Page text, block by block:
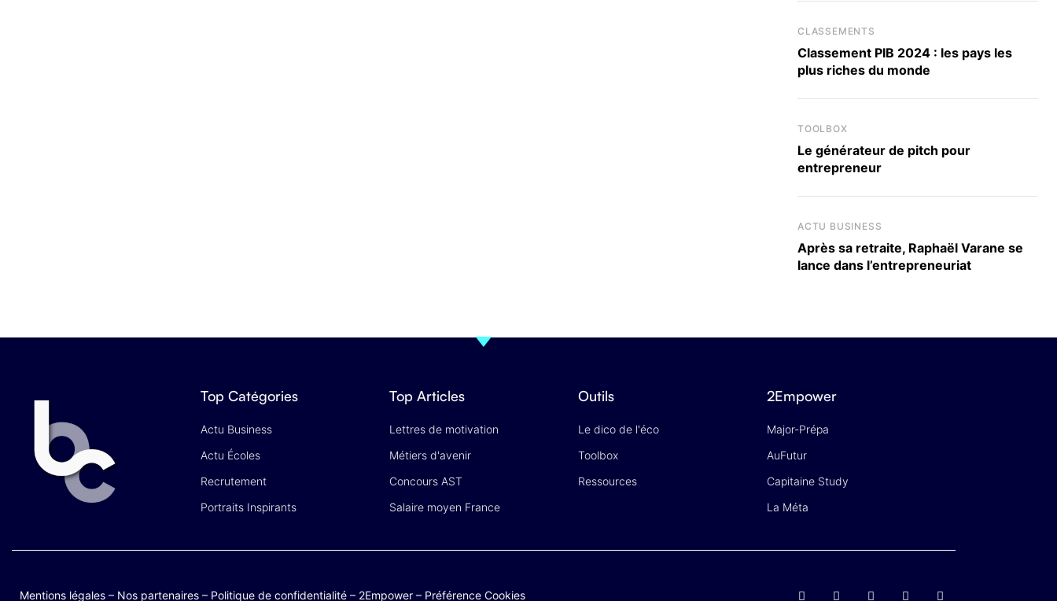
CLASSEMENTS
Classement PIB 2024 : les pays les
plus riches du monde
TOOLBOX
Le générateur de pitch pour
entrepreneur
ACTU BUSINESS
Après sa retraite, Raphaël Varane se
lance dans l’entrepreneuriat
Top Catégories
Actu Business
Actu Écoles
Recrutement
Portraits Inspirants
Top Articles
Lettres de motivation
Métiers d'avenir
Concours AST
Salaire moyen France
Outils
Le dico de l'éco
Toolbox
Ressources
2Empower
Major-Prépa
AuFutur
Capitaine Study
La Méta
Mentions légales – Nos partenaires – Politique de confidentialité – 2Empower – Préférence Cookies